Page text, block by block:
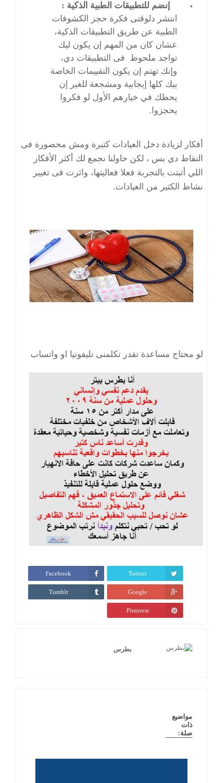
إنضم للتطبيقات الطبية الذكية :
انتشر دلوقتى فكرة حجز الكشوفات
الطبية عن طريق التطبيقات الذكية،
عشان كان من المهم إن يكون ليك
تواجد ملحوظ فى التطبيقات دي،
وإنك تهتم إن يكون التقييمات الخاصة
بيك كلها إيجابية ومشجعة للغير إن
يحطك في خيارهم الأول لو فكروا
يحجزوا.
أفكار لزيادة دخل العيادات كتيرة ومش محصورة فى
النقاط دي بس ، لكن حاولنا نجمع لك أكثر الأفكار
اللي أثبتت بالتجربة فعلا فعاليتها، واثرت فى تغيير
نشاط الكثير من العيادات.
لو محتاج مساعدة تقدر تكلمنى تليفونيا او واتساب
Twitter
Facebook
Google
Tumblr
Pinterest
بطرس
مواضيع
ذات
صلة: